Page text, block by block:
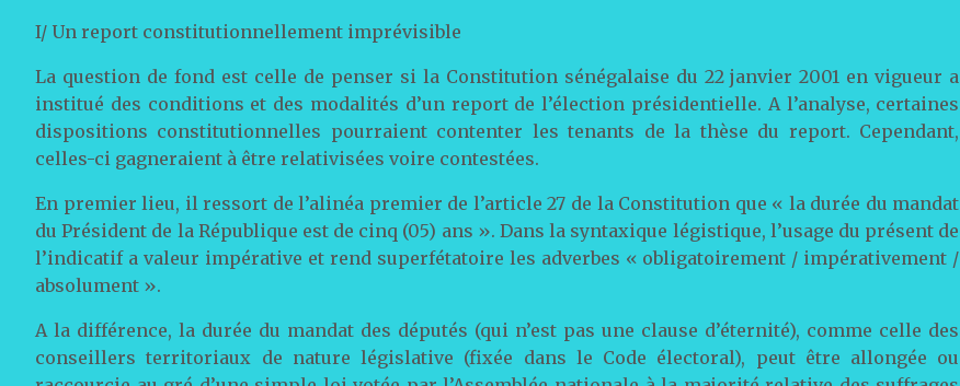
I/ Un report constitutionnellement imprévisible
La question de fond est celle de penser si la Constitution sénégalaise du 22 janvier 2001 en vigueur a
institué des conditions et des modalités d’un report de l’élection présidentielle. A l’analyse, certaines
dispositions constitutionnelles pourraient contenter les tenants de la thèse du report. Cependant,
celles-ci gagneraient à être relativisées voire contestées.
En premier lieu, il ressort de l’alinéa premier de l’article 27 de la Constitution que « la durée du mandat
du Président de la République est de cinq (05) ans ». Dans la syntaxique légistique, l’usage du présent de
l’indicatif a valeur impérative et rend superfétatoire les adverbes « obligatoirement / impérativement /
absolument ».
A la différence, la durée du mandat des députés (qui n’est pas une clause d’éternité), comme celle des
conseillers territoriaux de nature législative (fixée dans le Code électoral), peut être allongée ou